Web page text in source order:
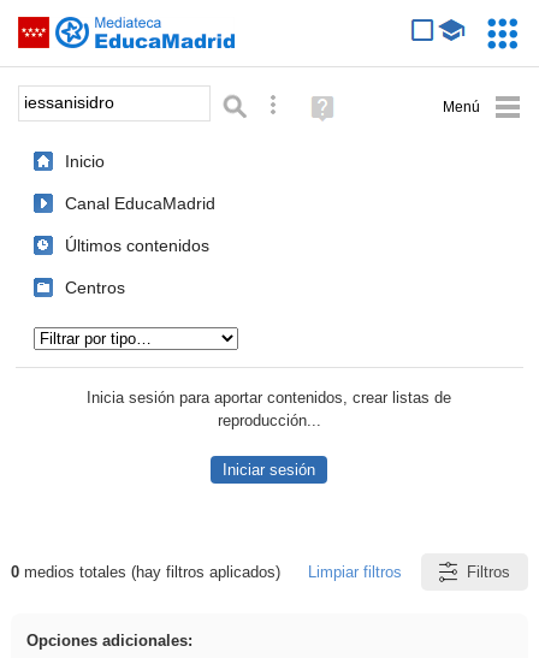
Saltar navegación
Palabra o frase: Búsqueda avanzada
Ayuda
(en
Inicio
Canal EducaMadrid
Últimos contenidos
Centros
Inicia sesión para aportar contenidos, crear listas de
reproducción...
Iniciar sesión
Resultados de: iessanisidro
0medios totales (hay filtros aplicados) Limpiar filtros Filtros
Opciones adicionales: